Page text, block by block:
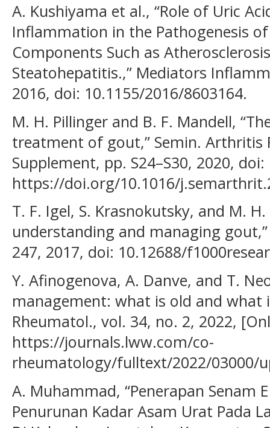
A. Kushiyama et al., “Role of Uric
Inflammation in the Pathogenesis
Components Such as
Steatohepatitis.,” Mediators
2016, doi: 10.1155/2016/8603164.
M. H. Pillinger and B. F. Mandell,
treatment of gout,” Semin. Arthritis
Supplement, pp. S24–S30, 2020, doi:
https://doi.org/10.1016/
T. F. Igel, S. Krasnokutsky, and M.
understanding and managing
247, 2017, doi: 10.12688/
Y. Afinogenova, A. Danve, and T.
management: what is old and what
Rheumatol., vol. 34, no. 2, 2022,
https://journals.lww.com/co-
rheumatology/fulltext/2022/03000/
A. Muhammad, “Penerapan Senam
Penurunan Kadar Asam Urat Pada